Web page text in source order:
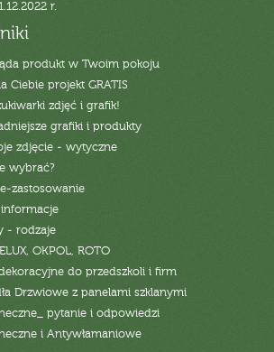
r.
produkt w Twoim pokoju
Ciebie projekt GRATIS
zdjęć i grafik!
grafiki i produkty
zdjęcie - wytyczne
wybrać?
zastosowanie
- rodzaje
OKPOL, ROTO
do przedszkoli i firm
Drzwiowe z panelami szklanymi
pytanie i odpowiedzi
i Antywłamaniowe